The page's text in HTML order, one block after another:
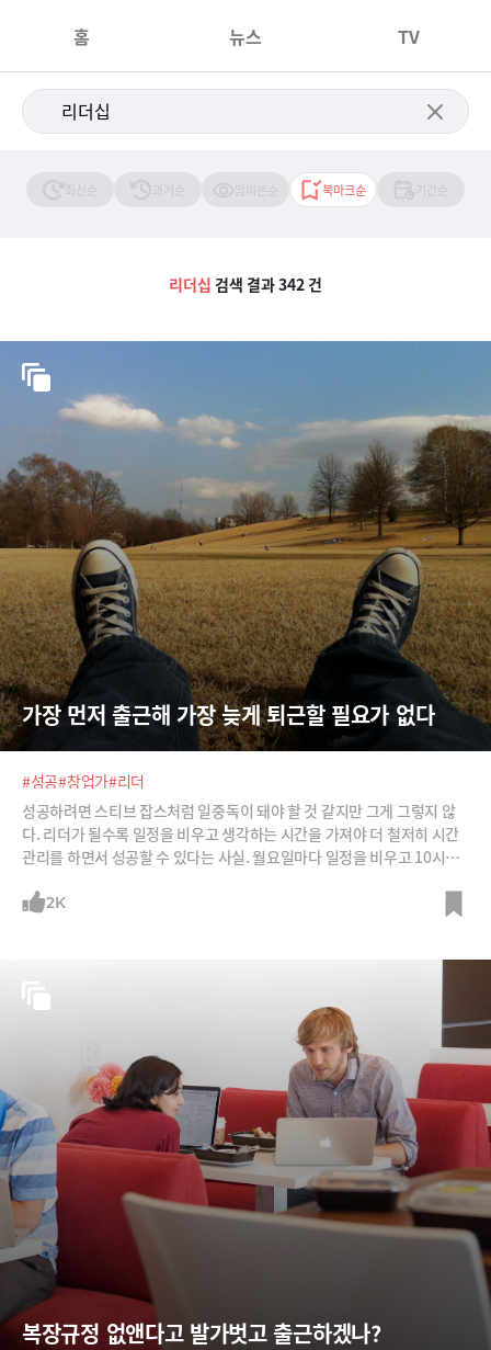
홈 뉴스 TV
북마크순
리더십 검색 결과 342 건
가장 먼저 출근해 가장 늦게 퇴근할 필요가 없다
#성공#창업가#리더
성공하려면 스티브 잡스처럼 일중독이 돼야 할 것 같지만 그게 그렇지 않
다. 리더가 될수록 일정을 비우고 생각하는 시간을 가져야 더 철저히 시간
관리를 하면서 성공할 수 있다는 사실. 월요일마다 일정을 비우고 10시간
2K
복장규정 없앤다고 발가벗고 출근하겠나?